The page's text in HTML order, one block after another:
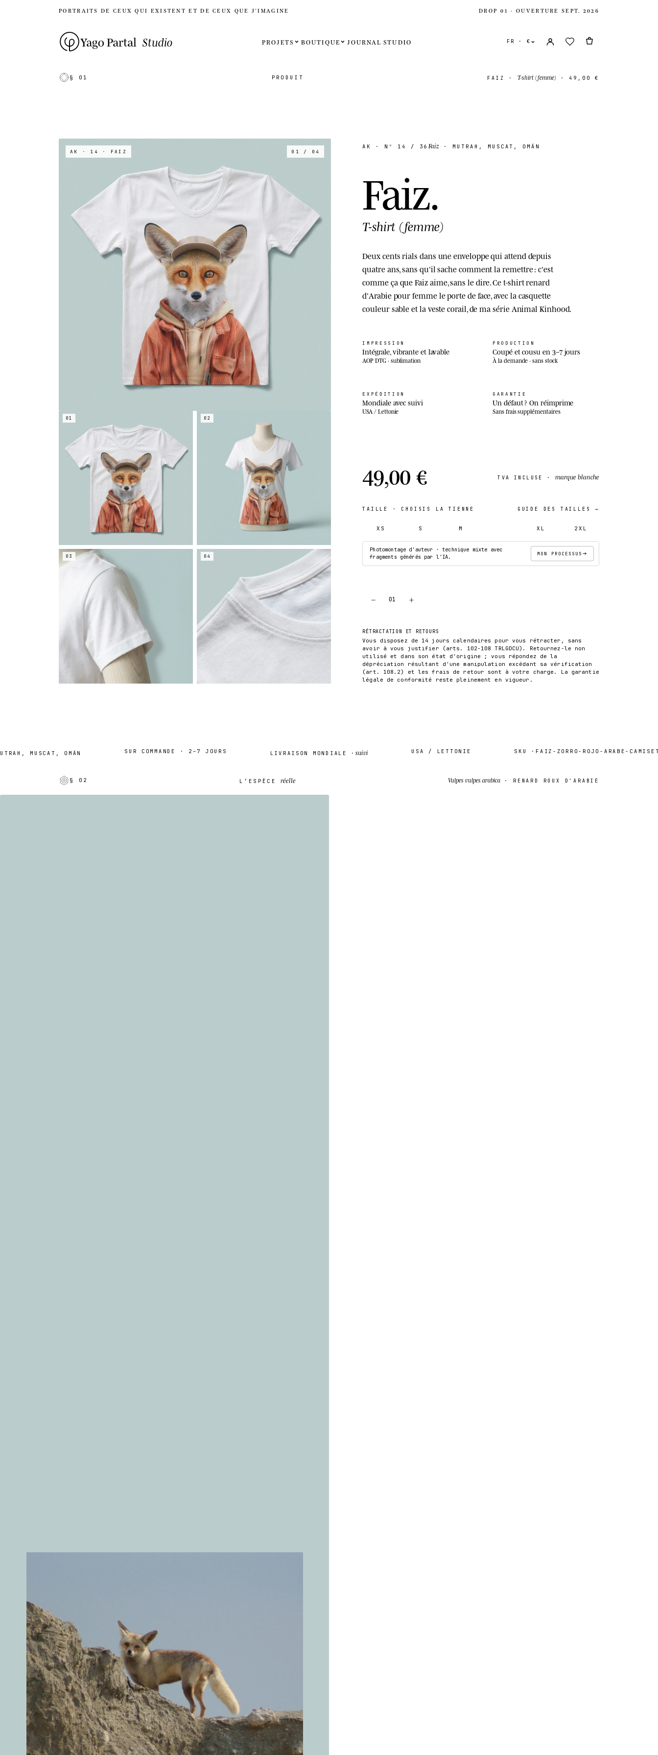
PORTRAITS DE CEUX QUI EXISTENT ET DE CEUX QUE J’IMAGINE DROP 01 · OUVERTURE SEPT. 2026
Yago Partal Studio PROJETS BOUTIQUE JOURNAL STUDIO FR · €
Royaume-Uni
International
§ 01 PRODUIT FAIZ · T-shirt (femme)· 49,00 €
AK · 14 · FAIZ 01 / 04
01 02
03 04
AK · Nº 14 / 36 Faiz · MUTRAH, MUSCAT, OMÁN
Faiz.
T-shirt (femme)
Deux cents rials dans une enveloppe qui attend depuis
quatre ans, sans qu'il sache comment la remettre : c'est
comme ça que Faiz aime, sans le dire. Ce t-shirt renard
d'Arabie pour femme le porte de face, avec la casquette
couleur sable et la veste corail, de ma série Animal Kinhood.
IMPRESSION
Intégrale, vibrante et lavable
AOP DTG · sublimation
PRODUCTION
Coupé et cousu en 3–7 jours
À la demande · sans stock
EXPÉDITION
Mondiale avec suivi
USA / Lettonie
GARANTIE
Un défaut ? On réimprime
Sans frais supplémentaires
49,00 € TVA INCLUSE · marque blanche
TAILLE · CHOISIS LA TIENNE GUIDE DES TAILLES →
XS S M XL 2XL
Photomontage d'auteur · technique mixte avec
fragments générés par l'IA.
MON PROCESSUS
− 01 +
RÉTRACTATION ET RETOURS
Vous disposez de 14 jours calendaires pour vous rétracter, sans
avoir à vous justifier (arts. 102-108 TRLGDCU). Retournez-le non
utilisé et dans son état d'origine ; vous répondez de la
dépréciation résultant d'une manipulation excédant sa vérification
(art. 108.2) et les frais de retour sont à votre charge. La garantie
légale de conformité reste pleinement en vigueur.
MUSCAT, OMÁN SUR COMMANDE · 2–7 JOURS LIVRAISON MONDIALE ·suivi USA / LETTONIE SKU ·FAIZ-ZORRO-ROJO-ARABE-CAMISETA-
§ 02 L’ESPÈCEréelle Vulpes vulpes arabica· RENARD ROUX D'ARABIE